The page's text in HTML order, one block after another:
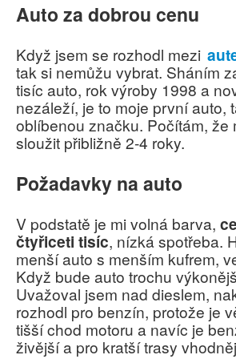
Auto za dobrou cenu
Když jsem se rozhodl mezi
tak si nemůžu vybrat. Sháním
tisíc auto, rok výroby 1998 a
nezáleží, je to moje první auto,
oblíbenou značku. Počítám, že
sloužit přibližně 2-4 roky.
Požadavky na auto
V podstatě je mi volná barva,
čtyřiceti tisíc, nízká spotřeba.
menší auto s menším kufrem,
Když bude auto trochu
Uvažoval jsem nad dieslem,
rozhodl pro benzín, protože je
tišší chod motoru a navíc je
živější a pro kratší trasy